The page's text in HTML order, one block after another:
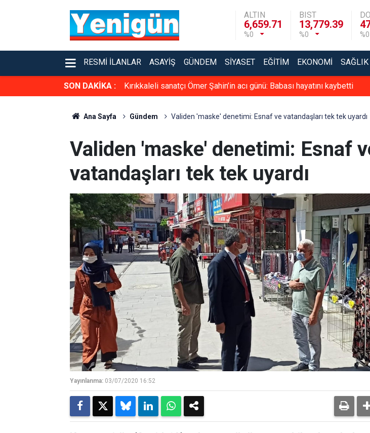
ALTIN
6,659.71
%0
BIST
13,779.39
%0 %0
RESMI İLANLAR ASAYIŞ GÜNDEM SIYASET EĞITIM EKONOMI SAĞLIK
SON DAKİKA : Kırıkkaleli sanatçı Ömer Şahin’in acı günü: Babası hayatını kaybetti
Ana Sayfa Gündem Validen 'maske' denetimi: Esnaf ve vatandaşları tek tek uyardı
Validen 'maske' denetimi: Esnaf
vatandaşları tek tek uyardı
Yayınlanma: 03/07/2020 16:52